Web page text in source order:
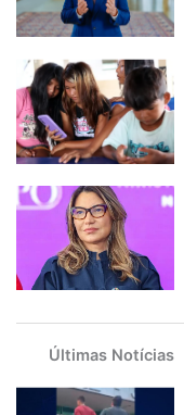
Últimas Notícias